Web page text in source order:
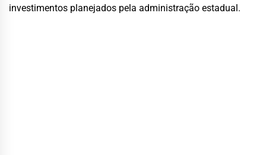
investimentos planejados pela administração estadual.